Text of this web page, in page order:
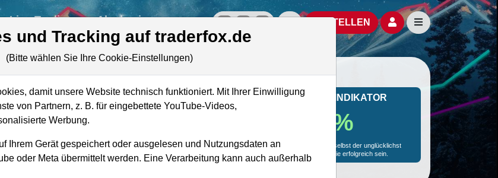
Live-Trading Akademie offizielle Social Media-AccountsAktien- und Artikelsuche öffnen
BESTELLEN Seitennavigation
Marktkapitalisierung 87,87 Mrd. USD
122,69 Mrd. USD
MONKEY-TRADER INDIKATOR
92.4 %
Mit 92.4 % Wahrscheinlichkeit wird selbst der unglücklichst
agierende Trader mit dieser Aktie erfolgreich sein.
und Tracking auf traderfox.de
(Bitte wählen Sie Ihre Cookie-Einstellungen)
damit unsere Website technisch funktioniert. Mit Ihrer Einwilligung
von Partnern, z. B. für eingebettete YouTube-Videos,
Werbung.
Ihrem Gerät gespeichert oder ausgelesen und Nutzungsdaten an
oder Meta übermittelt werden. Eine Verarbeitung kann auch außerhalb